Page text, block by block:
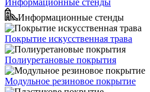
Информационные стенды
Информационные стенды
Покрытие искусственная трава
Полиуретановые покрытия
Модульное резиновое покрытие